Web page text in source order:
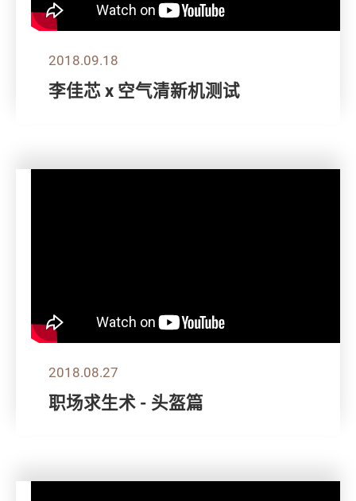
2018.09.18
李佳芯 x 空气清新机测试
2018.08.27
职场求生术 - 头盔篇